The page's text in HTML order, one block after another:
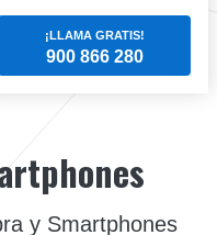
¡LLAMA GRATIS!
900 866 280
y Smartphones